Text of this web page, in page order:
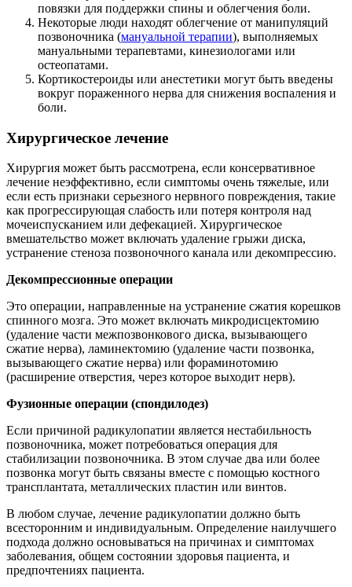
повязки для поддержки спины и облегчения боли.
Некоторые люди находят облегчение от манипуляций
позвоночника (мануальной терапии), выполняемых
мануальными терапевтами, кинезиологами или
остеопатами.
Кортикостероиды или анестетики могут быть введены
вокруг пораженного нерва для снижения воспаления и
боли.
Хирургическое лечение
Хирургия может быть рассмотрена, если консервативное
лечение неэффективно, если симптомы очень тяжелые, или
если есть признаки серьезного нервного повреждения, такие
как прогрессирующая слабость или потеря контроля над
мочеиспусканием или дефекацией. Хирургическое
вмешательство может включать удаление грыжи диска,
устранение стеноза позвоночного канала или декомпрессию.
Декомпрессионные операции
Это операции, направленные на устранение сжатия корешков
спинного мозга. Это может включать микродисцектомию
(удаление части межпозвонкового диска, вызывающего
сжатие нерва), ламинектомию (удаление части позвонка,
вызывающего сжатие нерва) или фораминотомию
(расширение отверстия, через которое выходит нерв).
Фузионные операции (спондилодез)
Если причиной радикулопатии является нестабильность
позвоночника, может потребоваться операция для
стабилизации позвоночника. В этом случае два или более
позвонка могут быть связаны вместе с помощью костного
трансплантата, металлических пластин или винтов.
В любом случае, лечение радикулопатии должно быть
всесторонним и индивидуальным. Определение наилучшего
подхода должно основываться на причинах и симптомах
заболевания, общем состоянии здоровья пациента, и
предпочтениях пациента.